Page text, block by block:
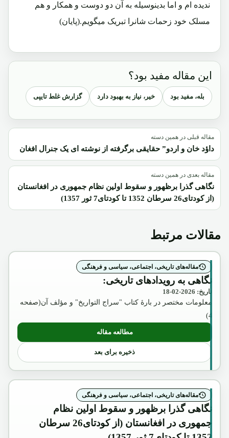
ندیده ام و اما بدینوسیله به آن دو دوست و همکار و هم
مسلک خود زحمات شانرا تبریک میگویم.(پایان)
این مقاله مفید بود؟
بله، مفید بود خیر، نیاز به بهبود دارد گزارش غلط تایپی
مقاله قبلی در همین دسته
داؤد خان و اردو” حقایقی برگرفته از نوشته ای یک جنرال افغان
مقاله بعدی در همین دسته
نگاهی گذرا برظهور و سقوط اولین نظام جمهوری در افغانستان
(از کودتای26 سرطان 1352 تا کودتای7 ثور 1357)
مقالات مرتبط
مقاله‌های تاریخی، اجتماعی، سیاسی و فرهنگی
نگاهی به رویدادهای تاریخی:
تاریخ: 2026-02-18
معلومات مختصر در بارۀ کتاب "سراج التواریخ" و مؤلف آن(صفحه
4)
مطالعه مقاله: نگاهی به رویدادهای تاریخی:
ذخیره برای بعد
مقاله‌های تاریخی، اجتماعی، سیاسی و فرهنگی
نگاهی گذرا برظهور و سقوط اولین نظام
جمهوری در افغانستان (از کودتای26 سرطان